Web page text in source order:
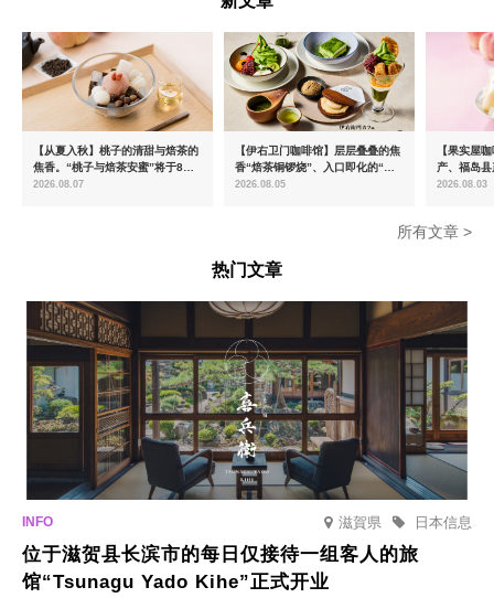
【从夏入秋】桃子的清甜与焙茶的
焦香。“桃子与焙茶安蜜”将于8月
中旬起限时发售
2026.08.07
【伊右卫门咖啡馆】层层叠叠的焦
香“焙茶铜锣烧”、入口即化的“宇
治抹茶提拉米苏”全新登场
2026.08.05
【果实屋
产、福岛
2026.08.03
所有文章 >
热门文章
滋賀県 日本信息
位于滋贺县长滨市的每日仅接待一组客人的旅
馆“Tsunagu Yado Kihe”正式开业